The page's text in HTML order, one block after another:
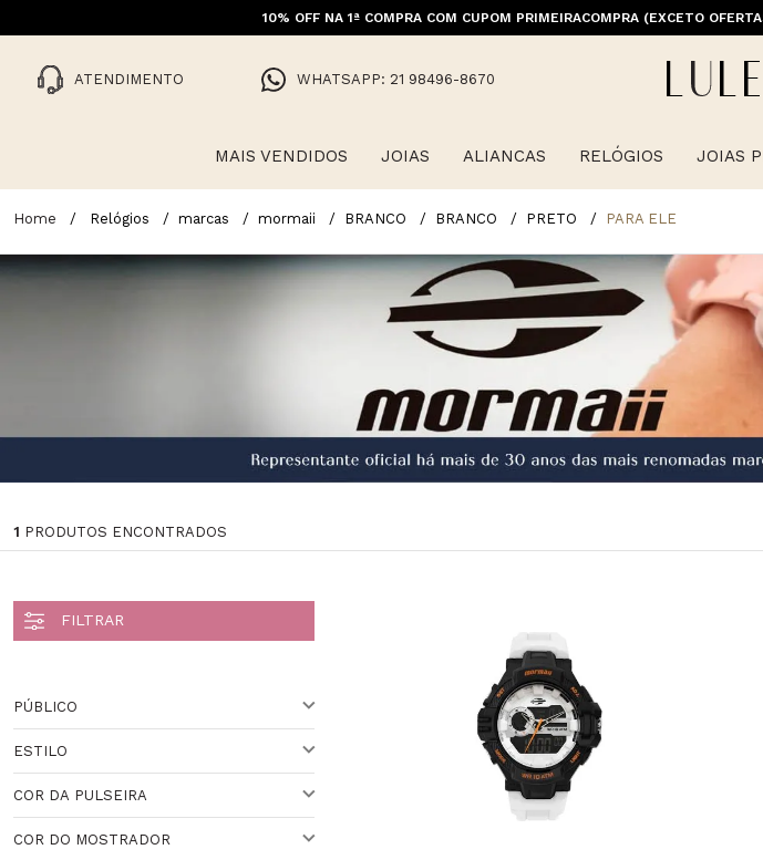
10% OFF NA 1ª COMPRA COM CUPOM PRIMEIRACOMPRA (EXCETO
FRETE GRÁTIS ACIMA DE 399 PARA
ATENDIMENTO WHATSAPP: 21 98496-8670
MAIS VENDIDOS JOIAS ALIANCAS RELÓGIOS JOIAS
Relógios marcas mormaii BRANCO BRANCO PRETO PARA ELE
1 PRODUTOS ENCONTRADOS
PÚBLICO
ESTILO
COR DA PULSEIRA
COR DO MOSTRADOR